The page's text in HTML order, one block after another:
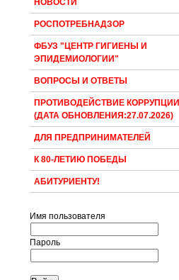
НОВОСТИ
РОСПОТРЕБНАДЗОР
ФБУЗ "ЦЕНТР ГИГИЕНЫ И
ЭПИДЕМИОЛОГИИ"
ВОПРОСЫ И ОТВЕТЫ
ПРОТИВОДЕЙСТВИЕ КОРРУПЦИИ
(ДАТА ОБНОВЛЕНИЯ:27.07.2026)
ДЛЯ ПРЕДПРИНИМАТЕЛЕЙ
К 80-ЛЕТИЮ ПОБЕДЫ
АБИТУРИЕНТУ!
Имя пользователя
Пароль